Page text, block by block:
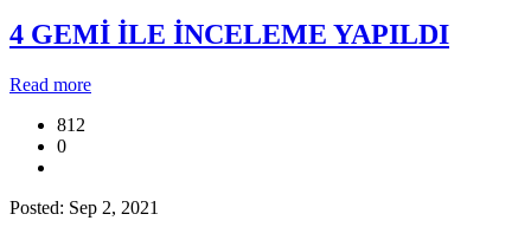
4 GEMİ İLE İNCELEME YAPILDI
Read more
812
0
Posted: Sep 2, 2021